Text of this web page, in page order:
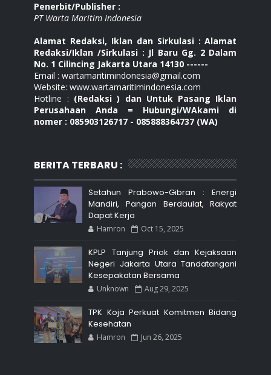
Penerbit/Publisher :
PT Warta Maritim Indonesia
Alamat Redaksi, Iklan dan Sirkulasi : Alamat
Redaksi/Iklan /Sirkulasi : Jl Baru Gg. 2 Dalam
No. 1 Cilincing Jakarta Utara 14130 ------
Email : wartamaritimindonesia@gmail.com
Website: www.wartamaritimindonesia.com
Hotline : (Redaksi ) dan Untuk Pasang Iklan
Perusahaan Anda = Hubungi/WAkami di
nomer : 085903126717 - 085888364737 (WA)
BERITA TERBARU :
Setahun Prabowo-Gibran : Energi
Mandiri, Pangan Berdaulat, Rakyat
Dapat Kerja
Hamron Oct 15, 2025
KPLP Tanjung Priok dan Kejaksaan
Negeri Jakarta Utara Tandatangani
Kesepakatan Bersama
Unknown Aug 29, 2025
TPK Koja Perkuat Komitmen Bidang
Kesehatan
Hamron Jun 26, 2025